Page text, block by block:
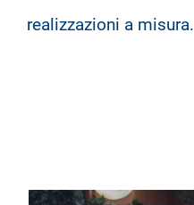
realizzazioni a misura.